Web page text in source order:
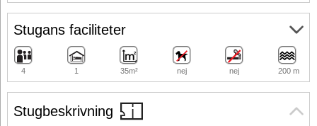
Stugbeskrivning
Stugans faciliteter
4 1 35m² nej nej 200 m